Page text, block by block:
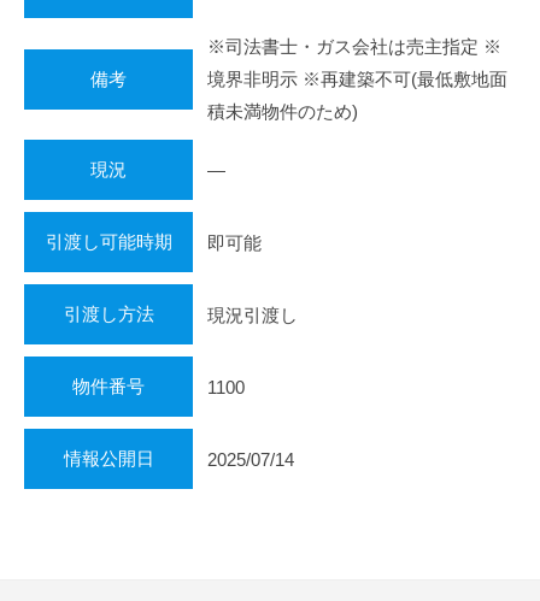
備考
※司法書士・ガス会社は売主指定 ※
境界非明示 ※再建築不可(最低敷地面
積未満物件のため)
現況 ―
引渡し可能時期 即可能
引渡し方法 現況引渡し
物件番号 1100
情報公開日 2025/07/14